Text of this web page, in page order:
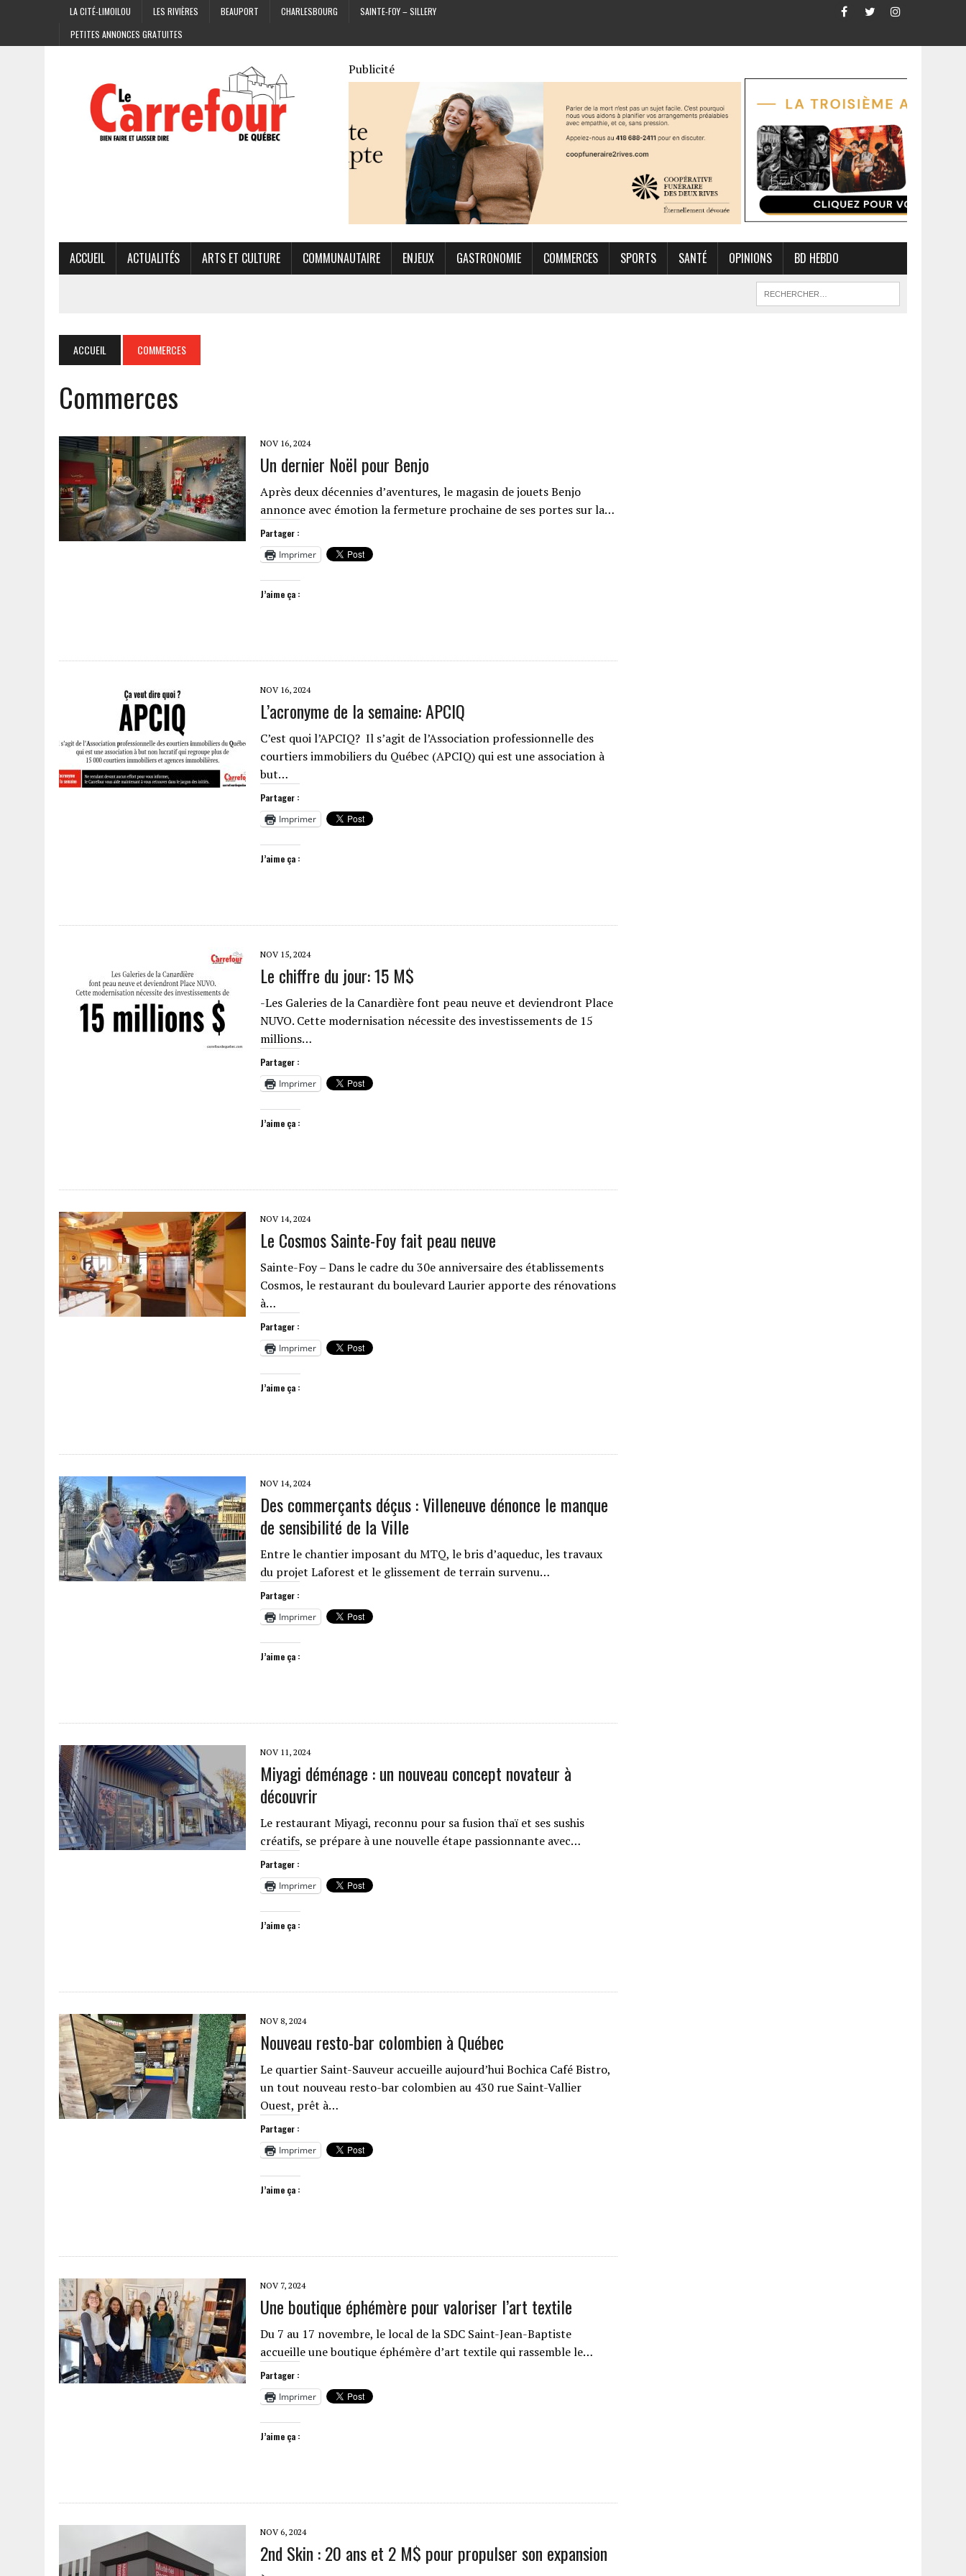
LA CITÉ-LIMOILOU LES RIVIÈRES BEAUPORT CHARLESBOURG
SAINTE-FOY – SILLERY
PETITES ANNONCES GRATUITES
Publicité
ACCUEIL ACTUALITÉS ARTS ET CULTURE COMMUNAUTAIRE ENJEUX GASTRONOMIE COMMERCES SPORTS SANTÉ OPINIONS BD HEBDO
ACCUEIL COMMERCES
Commerces
NOV 16, 2024
Un dernier Noël pour Benjo
Après deux décennies d’aventures, le magasin de jouets Benjo
annonce avec émotion la fermeture prochaine de ses portes sur la…
Partager :
Imprimer
J’aime ça :
NOV 16, 2024
L’acronyme de la semaine: APCIQ
C’est quoi l’APCIQ? Il s’agit de l’Association professionnelle des
courtiers immobiliers du Québec (APCIQ) qui est une association à
but…
Partager :
Imprimer
J’aime ça :
NOV 15, 2024
Le chiffre du jour: 15 M$
-Les Galeries de la Canardière font peau neuve et deviendront Place
NUVO. Cette modernisation nécessite des investissements de 15
millions…
Partager :
Imprimer
J’aime ça :
NOV 14, 2024
Le Cosmos Sainte-Foy fait peau neuve
Sainte-Foy – Dans le cadre du 30e anniversaire des établissements
Cosmos, le restaurant du boulevard Laurier apporte des rénovations
à…
Partager :
Imprimer
J’aime ça :
NOV 14, 2024
Des commerçants déçus : Villeneuve dénonce le manque
de sensibilité de la Ville
Entre le chantier imposant du MTQ, le bris d’aqueduc, les travaux
du projet Laforest et le glissement de terrain survenu…
Partager :
Imprimer
J’aime ça :
NOV 11, 2024
Miyagi déménage : un nouveau concept novateur à
découvrir
Le restaurant Miyagi, reconnu pour sa fusion thaï et ses sushis
créatifs, se prépare à une nouvelle étape passionnante avec…
Partager :
Imprimer
J’aime ça :
NOV 8, 2024
Nouveau resto-bar colombien à Québec
Le quartier Saint-Sauveur accueille aujourd’hui Bochica Café Bistro,
un tout nouveau resto-bar colombien au 430 rue Saint-Vallier
Ouest, prêt à…
Partager :
Imprimer
J’aime ça :
NOV 7, 2024
Une boutique éphémère pour valoriser l’art textile
Du 7 au 17 novembre, le local de la SDC Saint-Jean-Baptiste
accueille une boutique éphémère d’art textile qui rassemble le…
Partager :
Imprimer
J’aime ça :
NOV 6, 2024
2nd Skin : 20 ans et 2 M$ pour propulser son expansion